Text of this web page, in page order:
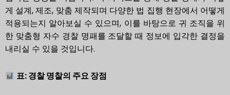
게 설계, 제조, 맞춤 제작되며 다양한 법 집행 현장에서 어떻게
적용되는지 알아보실 수 있으며, 이를 바탕으로 귀 조직을 위
한 맞춤형 자수 경찰 명패를 조달할 때 정보에 입각한 결정을
내리실 수 있을 것입니다.
표: 경찰 명찰의 주요 장점